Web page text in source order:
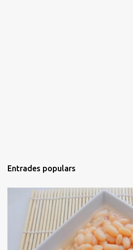
Entrades populars